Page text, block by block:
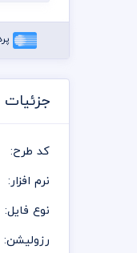
کد طرح:
نرم افزار:
نوع فایل:
رزولیشن: